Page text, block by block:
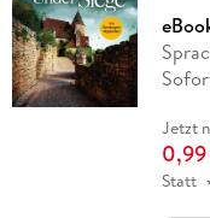
Jetzt
Statt